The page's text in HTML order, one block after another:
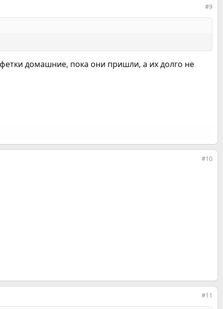
#9
домашние, пока они пришли, а их долго не
#10
#11